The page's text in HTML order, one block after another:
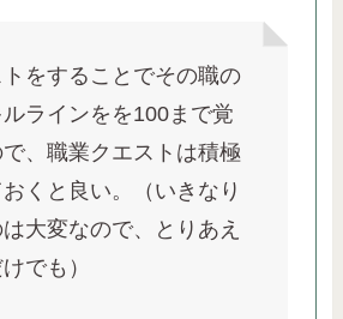
をすることでその職の
ラインをを100まで覚
、職業クエストは積極
くと良い。（いきなり
大変なので、とりあえ
でも）